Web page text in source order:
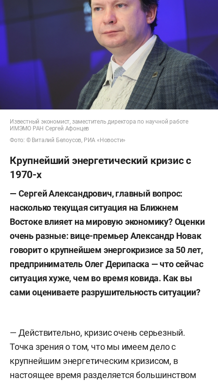
Известный экономист, заместитель директора по научной работе
ИМЭМО РАН Сергей Афонцев
Фото: © Виталий Белоусов, РИА «Новости»
Крупнейший энергетический кризис с
1970-х
— Сергей Александрович, главный вопрос:
насколько текущая ситуация на Ближнем
Востоке влияет на мировую экономику? Оценки
очень разные: вице-премьер Александр Новак
говорит о крупнейшем энергокризисе за 50 лет,
предприниматель Олег Дерипаска — что сейчас
ситуацияхуже, чем во время ковида. Как вы
сами оцениваете разрушительность ситуации?
— Действительно, кризис очень серьезный.
Точка зрения о том, что мы имеем дело с
крупнейшим энергетическим кризисом, в
настоящее время разделяется большинством